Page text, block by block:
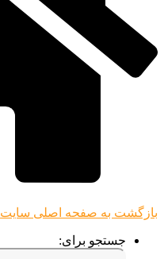
بازگشت به صفحه اصلی سایت
جستجو برای: